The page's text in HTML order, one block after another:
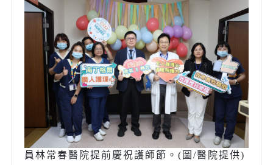
員林常春醫院提前慶祝護師節。(圖/醫院提供)